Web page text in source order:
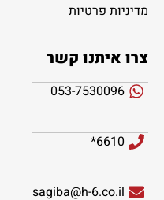
מדיניות פרטיות
צרו איתנו קשר
053-7530096
6610*
sagiba@h-6.co.il